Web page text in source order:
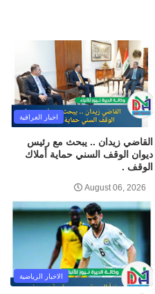
اخبار العراقية
القاضي زيدان .. يبحث مع رئيس
ديوان الوقف السني حماية أملاك
الوقف .
August 06, 2026
الاخبار الرياضية